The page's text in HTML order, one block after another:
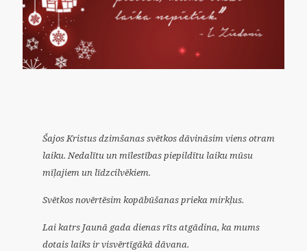
Šajos Kristus dzimšanas svētkos dāvināsim viens otram
laiku. Nedalītu un mīlestības piepildītu laiku mūsu
mīļajiem un līdzcilvēkiem.
Svētkos novērtēsim kopābūšanas prieka mirkļus.
Lai katrs Jaunā gada dienas rīts atgādina, ka mums
dotais laiks ir visvērtīgākā dāvana.